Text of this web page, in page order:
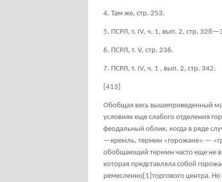
4. Там же, стр. 253.
5. ПСРЛ, т. IV, ч. 1, вып. 2, стр.
6. ПСРЛ, т. V, стр. 236.
7. ПСРЛ, т. IV, ч. 1 , вып. 2, стр. 342.
[413]
Обобщая весь вышеприведенный
условиях еще слабого отделения
феодальный облик, когда в ряде
—кремль, термин «горожане» —
обобщающий термин часто еще не
которая представляла собой
ремесленно [1] торгового центра.